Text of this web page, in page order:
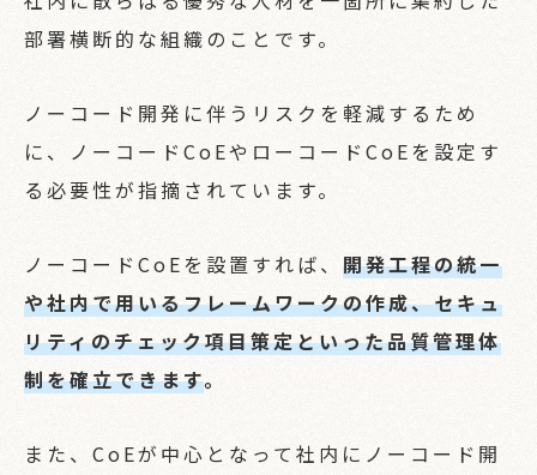
部署横断的な組織のことです。
ノーコード開発に伴うリスクを軽減するため
に、ノーコードCoEやローコードCoEを設定す
る必要性が指摘されています。
ノーコードCoEを設置すれば、 開発工程の統一
や社内で用いるフレームワークの作成、セキュ
リティのチェック項目策定といった品質管理体
制を確立できます。
また、CoEが中心となって社内にノーコード開